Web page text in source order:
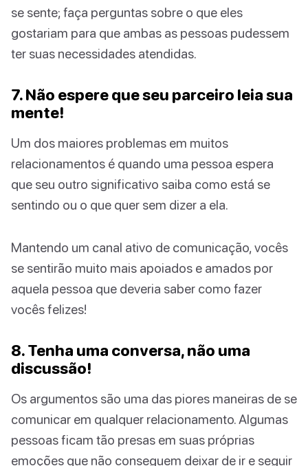
se sente; faça perguntas sobre o que eles
gostariam para que ambas as pessoas pudessem
ter suas necessidades atendidas.
7. Não espere que seu parceiro leia sua
mente!
Um dos maiores problemas em muitos
relacionamentos é quando uma pessoa espera
que seu outro significativo saiba como está se
sentindo ou o que quer sem dizer a ela.
Mantendo um canal ativo de comunicação, vocês
se sentirão muito mais apoiados e amados por
aquela pessoa que deveria saber como fazer
vocês felizes!
8. Tenha uma conversa, não uma
discussão!
Os argumentos são uma das piores maneiras de se
comunicar em qualquer relacionamento. Algumas
pessoas ficam tão presas em suas próprias
emoções que não conseguem deixar de ir e seguir